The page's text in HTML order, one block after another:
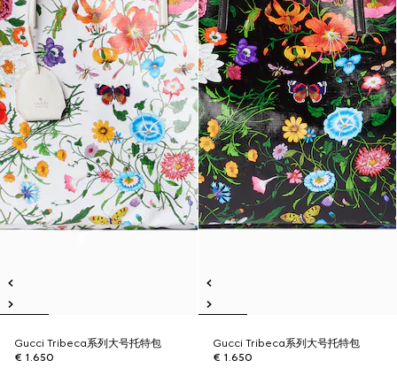
Gucci Tribeca系列大号托特包
€ 1.650
Gucci Tribeca系列大号托特包
€ 1.650